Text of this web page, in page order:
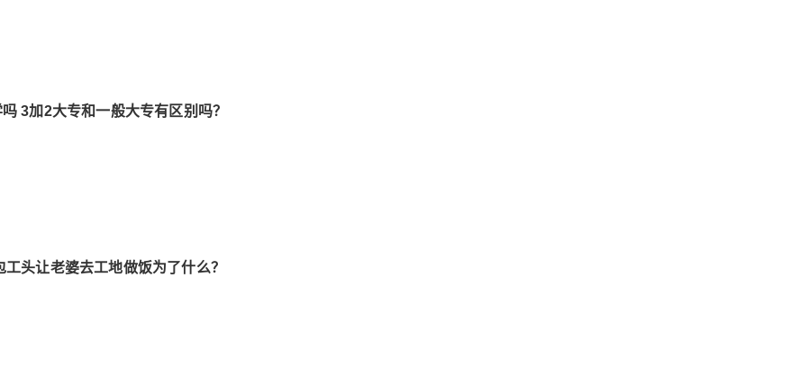
3加2大专和一般大专有区别吗？
头让老婆去工地做饭为了什么？